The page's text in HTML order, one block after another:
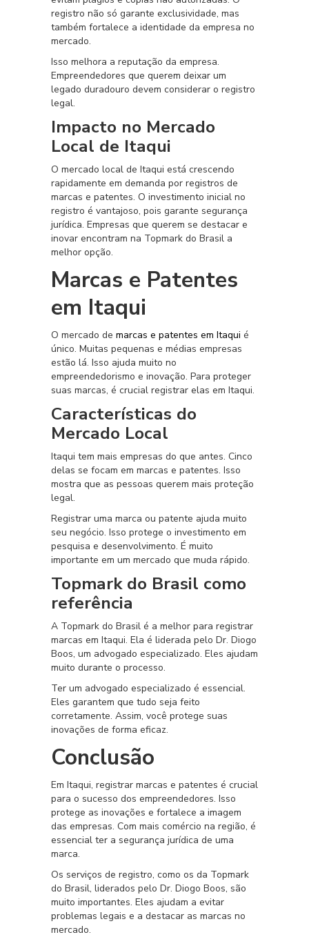
registro não só garante exclusividade, mas
também fortalece a identidade da empresa no
mercado.
Isso melhora a reputação da empresa.
Empreendedores que querem deixar um
legado duradouro devem considerar o registro
legal.
Impacto no Mercado
Local de Itaqui
O mercado local de Itaqui está crescendo
rapidamente em demanda por registros de
marcas e patentes. O investimento inicial no
registro é vantajoso, pois garante segurança
jurídica. Empresas que querem se destacar e
inovar encontram na Topmark do Brasil a
melhor opção.
Marcas e Patentes
em Itaqui
O mercado de marcas e patentes em Itaqui é
único. Muitas pequenas e médias empresas
estão lá. Isso ajuda muito no
empreendedorismo e inovação. Para proteger
suas marcas, é crucial registrar elas em Itaqui.
Características do
Mercado Local
Itaqui tem mais empresas do que antes. Cinco
delas se focam em marcas e patentes. Isso
mostra que as pessoas querem mais proteção
legal.
Registrar uma marca ou patente ajuda muito
seu negócio. Isso protege o investimento em
pesquisa e desenvolvimento. É muito
importante em um mercado que muda rápido.
Topmark do Brasil como
referência
A Topmark do Brasil é a melhor para registrar
marcas em Itaqui. Ela é liderada pelo Dr. Diogo
Boos, um advogado especializado. Eles ajudam
muito durante o processo.
Ter um advogado especializado é essencial.
Eles garantem que tudo seja feito
corretamente. Assim, você protege suas
inovações de forma eficaz.
Conclusão
Em Itaqui, registrar marcas e patentes é crucial
para o sucesso dos empreendedores. Isso
protege as inovações e fortalece a imagem
das empresas. Com mais comércio na região, é
essencial ter a segurança jurídica de uma
marca.
Os serviços de registro, como os da Topmark
do Brasil, liderados pelo Dr. Diogo Boos, são
muito importantes. Eles ajudam a evitar
problemas legais e a destacar as marcas no
mercado.